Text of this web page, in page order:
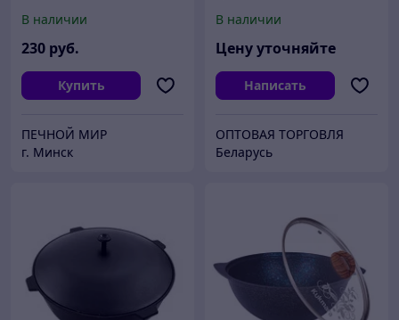
В наличии
230 руб.
Купить
ПЕЧНОЙ МИР
г. Минск
В наличии
Цену уточняйте
Написать
ОПТОВАЯ ТОРГОВЛЯ
Беларусь